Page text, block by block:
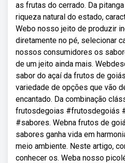
as frutas do cerrado. Da
riqueza natural do estado,
Webo nosso jeito de produzir
diretamente no pé, selecionar
nossos consumidores os
de um jeito ainda mais.
sabor do açaí da frutos de
variedade de opções que vão
encantado. Da combinação
frutosdegoias #frutosdegoiás
#sabores. Webna frutos de
sabores ganha vida em
meio ambiente. Neste artigo,
conhecer os. Weba nosso